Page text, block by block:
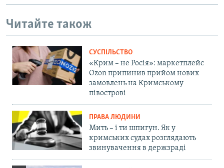
Читайте також
СУСПІЛЬСТВО
«Крим – не Росія»: маркетплейс
Ozon припинив прийом нових
замовлень на Кримському
півострові
ПРАВА ЛЮДИНИ
Мить – і ти шпигун. Як у
кримських судах розглядають
звинувачення в держзраді